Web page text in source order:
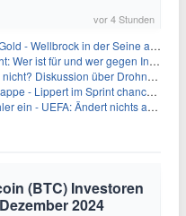
vor 4 Stunden
Wellbrock in der Seine ausgebremst
ist für und wer gegen Infantino?
Diskussion über Drohnenabwehr
- Lippert im Sprint chancenlos
- UEFA: Ändert nichts an Boykott
(BTC) Investoren
2024